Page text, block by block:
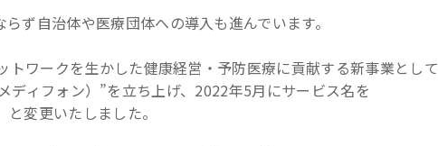
ず自治体や医療団体への導入も進んでいます。
ワークを生かした健康経営・予防医療に貢献する新事業として
ィフォン）”を立ち上げ、2022年5月にサービス名を
と変更いたしました。